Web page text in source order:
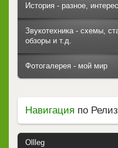
История - разное,
Звукотехника - схемы,
обзоры и т.д.
Фотогалерея - мой мир
Навигация по
Ollleg